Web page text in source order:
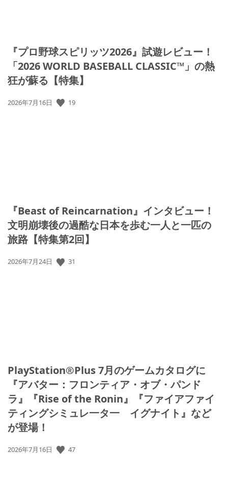
『プロ野球スピリッツ2026』試遊レビュー！
「2026 WORLD BASEBALL CLASSIC™」の熱
狂が蘇る【特集】
公
2026年7月16日 19
『Beast of Reincarnation』インタビュー！
文明崩壊後の過酷な日本を歩む一人と一匹の
旅路【特集第2回】
公
2026年7月24日 31
PlayStation®Plus 7月のゲームカタログに
『アバター：フロンティア・オブ・パンド
ラ』『Rise of the Ronin』『ファイアファイ
ティングシミュレ一タ一 イグナイト』など
が登場！
公
2026年7月16日 47